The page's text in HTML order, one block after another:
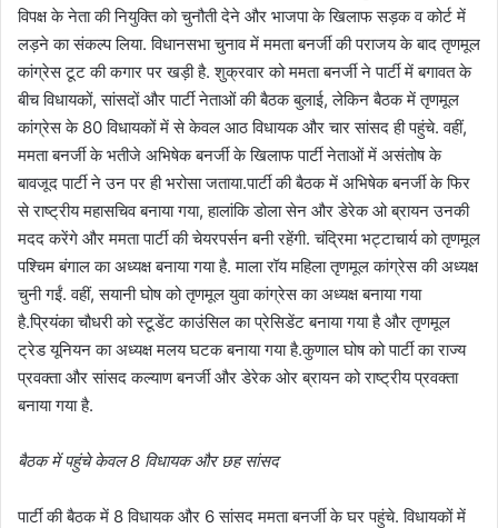
विपक्ष के नेता की नियुक्ति को चुनौती देने और भाजपा के खिलाफ सड़क व कोर्ट में
लड़ने का संकल्प लिया. विधानसभा चुनाव में ममता बनर्जी की पराजय के बाद तृणमूल
कांग्रेस टूट की कगार पर खड़ी है. शुक्रवार को ममता बनर्जी ने पार्टी में बगावत के
बीच विधायकों, सांसदों और पार्टी नेताओं की बैठक बुलाई, लेकिन बैठक में तृणमूल
कांग्रेस के 80 विधायकों में से केवल आठ विधायक और चार सांसद ही पहुंचे. वहीं,
ममता बनर्जी के भतीजे अभिषेक बनर्जी के खिलाफ पार्टी नेताओं में असंतोष के
बावजूद पार्टी ने उन पर ही भरोसा जताया.पार्टी की बैठक में अभिषेक बनर्जी के फिर
से राष्ट्रीय महासचिव बनाया गया, हालांकि डोला सेन और डेरेक ओ ब्रायन उनकी
मदद करेंगे और ममता पार्टी की चेयरपर्सन बनी रहेंगी. चंद्रिमा भट्टाचार्य को तृणमूल
पश्चिम बंगाल का अध्यक्ष बनाया गया है. माला रॉय महिला तृणमूल कांग्रेस की अध्यक्ष
चुनी गईं. वहीं, सयानी घोष को तृणमूल युवा कांग्रेस का अध्यक्ष बनाया गया
है.प्रियंका चौधरी को स्टूडेंट काउंसिल का प्रेसिडेंट बनाया गया है और तृणमूल
ट्रेड यूनियन का अध्यक्ष मलय घटक बनाया गया है.कुणाल घोष को पार्टी का राज्य
प्रवक्ता और सांसद कल्याण बनर्जी और डेरेक ओर ब्रायन को राष्ट्रीय प्रवक्ता
बनाया गया है.
बैठक में पहुंचे केवल 8 विधायक और छह सांसद
पार्टी की बैठक में 8 विधायक और 6 सांसद ममता बनर्जी के घर पहुंचे. विधायकों में